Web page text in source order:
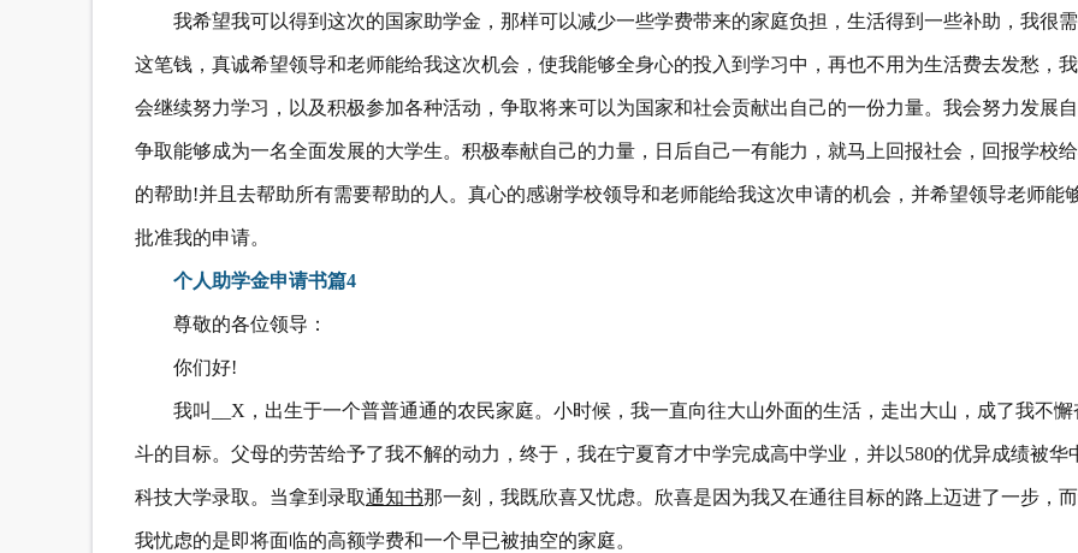
我希望我可以得到这次的国家助学金，那样可以减少一些学费带来的家庭负担，生活得到一些补助，我很
这笔钱，真诚希望领导和老师能给我这次机会，使我能够全身心的投入到学习中，再也不用为生活费去发愁，
会继续努力学习，以及积极参加各种活动，争取将来可以为国家和社会贡献出自己的一份力量。我会努力发展
争取能够成为一名全面发展的大学生。积极奉献自己的力量，日后自己一有能力，就马上回报社会，回报学校
的帮助!并且去帮助所有需要帮助的人。真心的感谢学校领导和老师能给我这次申请的机会，并希望领导老师能
批准我的申请。
个人助学金申请书篇4
尊敬的各位领导：
你们好!
我叫__X，出生于一个普普通通的农民家庭。小时候，我一直向往大山外面的生活，走出大山，成了我不懈
斗的目标。父母的劳苦给予了我不解的动力，终于，我在宁夏育才中学完成高中学业，并以580的优异成绩被华
科技大学录取。当拿到录取通知书那一刻，我既欣喜又忧虑。欣喜是因为我又在通往目标的路上迈进了一步，
我忧虑的是即将面临的高额学费和一个早已被抽空的家庭。